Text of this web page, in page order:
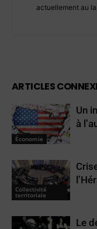
actuellement au
ARTICLES
Économie
Un
à
Collectivité
territoriale
Le